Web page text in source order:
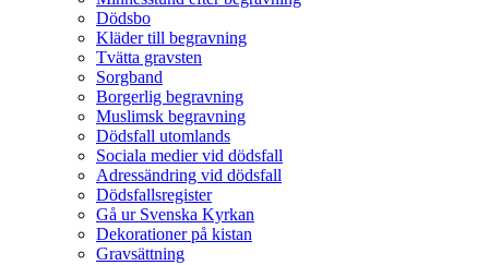
Dödsbo
Kläder till begravning
Tvätta gravsten
Sorgband
Borgerlig begravning
Muslimsk begravning
Dödsfall utomlands
Sociala medier vid dödsfall
Adressändring vid dödsfall
Dödsfallsregister
Gå ur Svenska Kyrkan
Dekorationer på kistan
Gravsättning